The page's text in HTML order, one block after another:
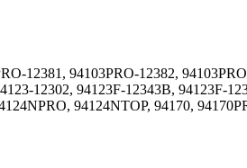
12381, 94103PRO-12382,
12302, 94123F-12343B, 94123F-
94124NTOP, 94170,